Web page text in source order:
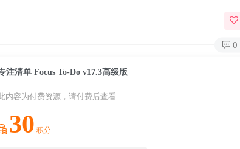
0
注清单 Focus To-Do v17.3高级版
内容为付费资源，请付费后查看
30 积分